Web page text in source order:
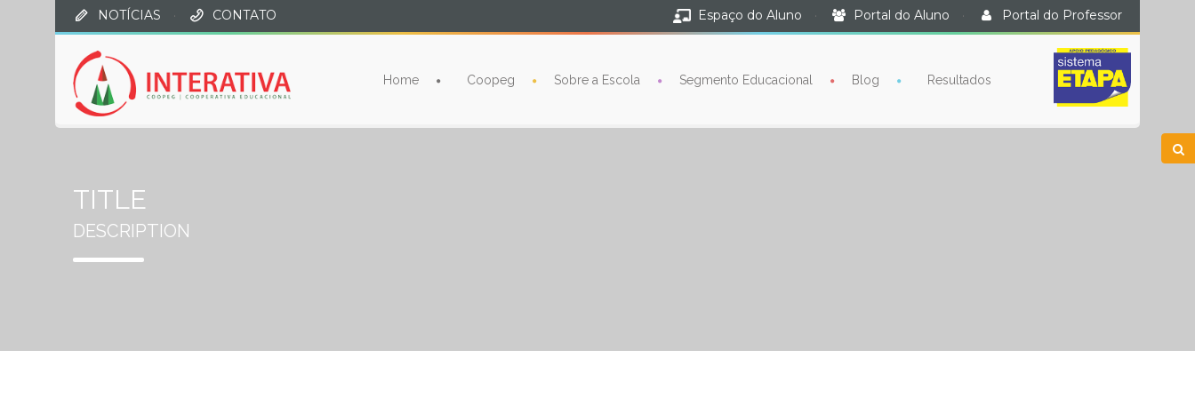
NOTÍCIAS · CONTATO Espaço do Aluno · Portal do Aluno · Portal do Professor
Home Coopeg Sobre a Escola Segmento Educacional Blog Resultados
TITLE
DESCRIPTION